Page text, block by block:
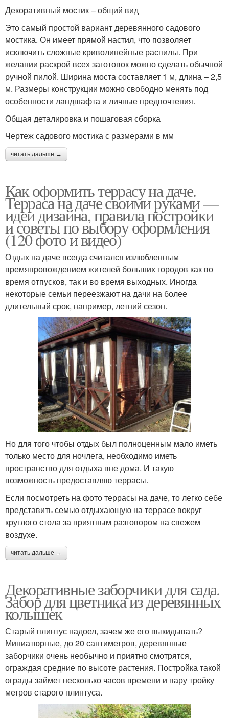
Декоративный мостик – общий вид
Это самый простой вариант деревянного садового
мостика. Он имеет прямой настил, что позволяет
исключить сложные криволинейные распилы. При
желании раскрой всех заготовок можно сделать обычной
ручной пилой. Ширина моста составляет 1 м, длина – 2,5
м. Размеры конструкции можно свободно менять под
особенности ландшафта и личные предпочтения.
Общая деталировка и пошаговая сборка
Чертеж садового мостика с размерами в мм
читать дальше →
Как оформить террасу на даче.
Терраса на даче своими руками —
идеи дизайна, правила постройки
и советы по выбору оформления
(120 фото и видео)
Отдых на даче всегда считался излюбленным
времяпровождением жителей больших городов как во
время отпусков, так и во время выходных. Иногда
некоторые семьи переезжают на дачи на более
длительный срок, например, летний сезон.
Но для того чтобы отдых был полноценным мало иметь
только место для ночлега, необходимо иметь
пространство для отдыха вне дома. И такую
возможность предоставляю террасы.
Если посмотреть на фото террасы на даче, то легко себе
представить семью отдыхающую на террасе вокруг
круглого стола за приятным разговором на свежем
воздухе.
читать дальше →
Декоративные заборчики для сада.
Забор для цветника из деревянных
колышек
Старый плинтус надоел, зачем же его выкидывать?
Миниатюрные, до 20 сантиметров, деревянные
заборчики очень необычно и приятно смотрятся,
ограждая средние по высоте растения. Постройка такой
ограды займет несколько часов времени и пару тройку
метров старого плинтуса.